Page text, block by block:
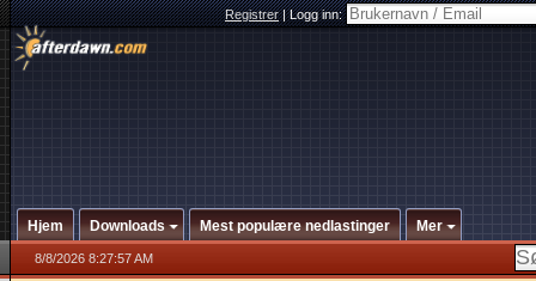
Registrer|Logg inn:
Hjem Downloads Mest populære nedlastinger Mer
8/8/2026 8:27:57 AM